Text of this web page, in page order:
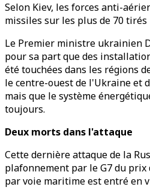
Selon Kiev, les forces anti-
missiles sur les plus de 70 tirés
Le Premier ministre ukrainien
pour sa part que des
été touchées dans les régions
le centre-ouest de l'Ukraine et
mais que le système
toujours.
Deux morts dans l'attaque
Cette dernière attaque de la
plafonnement par le G7 du
par voie maritime est entré en